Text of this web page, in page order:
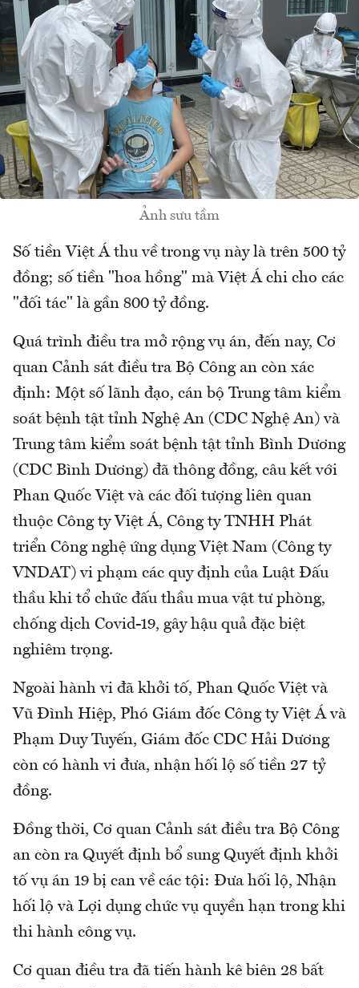
Ảnh sưu tầm
Số tiền Việt Á thu về trong vụ này là trên 500 tỷ
đồng; số tiền "hoa hồng" mà Việt Á chi cho các
"đối tác" là gần 800 tỷ đồng.
Quá trình điều tra mở rộng vụ án, đến nay, Cơ
quan Cảnh sát điều tra Bộ Công an còn xác
định: Một số lãnh đạo, cán bộ Trung tâm kiểm
soát bệnh tật tỉnh Nghệ An (CDC Nghệ An) và
Trung tâm kiểm soát bệnh tật tỉnh Bình Dương
(CDC Bình Dương) đã thông đồng, câu kết với
Phan Quốc Việt và các đối tượng liên quan
thuộc Công ty Việt Á, Công ty TNHH Phát
triển Công nghệ ứng dụng Việt Nam (Công ty
VNDAT) vi phạm các quy định của Luật Đấu
thầu khi tổ chức đấu thầu mua vật tư phòng,
chống dịch Covid-19, gây hậu quả đặc biệt
nghiêm trọng.
Ngoài hành vi đã khởi tố, Phan Quốc Việt và
Vũ Đình Hiệp, Phó Giám đốc Công ty Việt Á và
Phạm Duy Tuyến, Giám đốc CDC Hải Dương
còn có hành vi đưa, nhận hối lộ số tiền 27 tỷ
đồng.
Đồng thời, Cơ quan Cảnh sát điều tra Bộ Công
an còn ra Quyết định bổ sung Quyết định khởi
tố vụ án 19 bị can về các tội: Đưa hối lộ, Nhận
hối lộ và Lợi dụng chức vụ quyền hạn trong khi
thi hành công vụ.
Cơ quan điều tra đã tiến hành kê biên 28 bất